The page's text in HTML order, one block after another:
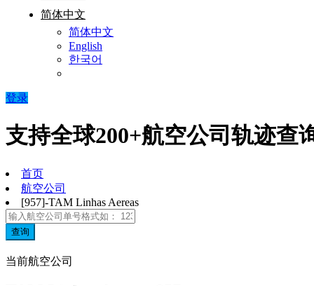
简体中文
简体中文
English
한국어
登录
支持全球200+航空公司轨迹查
首页
航空公司
[957]-TAM Linhas Aereas
查询
当前航空公司